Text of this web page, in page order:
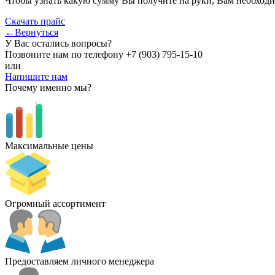
Скачать прайс
←Вернуться
У Вас остались вопросы?
Позвоните нам по телефону +7 (903) 795-15-10
или
Напишите нам
Почему именно мы?
Максимальные цены
Огромный ассортимент
Предоставляем личного менеджера